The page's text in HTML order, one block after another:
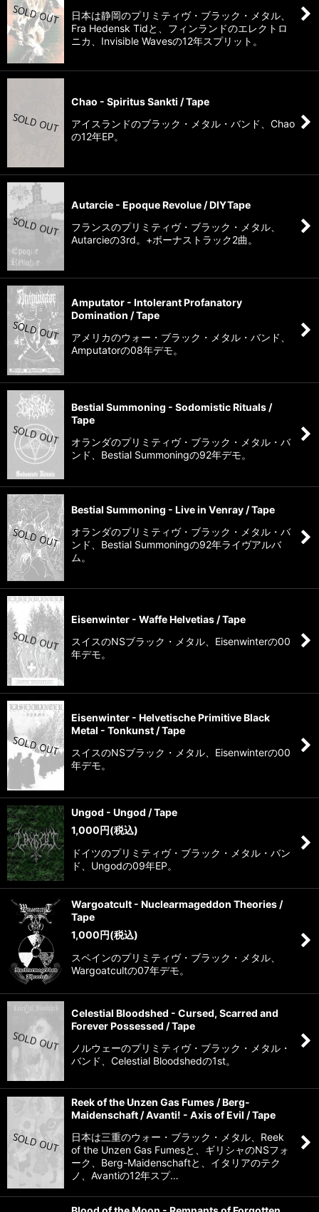
日本は静岡のプリミティヴ・ブラック・メタル、
Fra Hedensk Tidと、フィンランドのエレクトロ
ニカ、Invisible Wavesの12年スプリット。
Chao - Spiritus Sankti / Tape
アイスランドのブラック・メタル・バンド、Chao
の12年EP。
Autarcie - Epoque Revolue / DIYTape
フランスのプリミティヴ・ブラック・メタル、
Autarcieの3rd。+ボーナストラック2曲。
Amputator - Intolerant Profanatory
Domination / Tape
アメリカのウォー・ブラック・メタル・バンド、
Amputatorの08年デモ。
Bestial Summoning - Sodomistic Rituals /
Tape
オランダのプリミティヴ・ブラック・メタル・バ
ンド、Bestial Summoningの92年デモ。
Bestial Summoning - Live in Venray / Tape
オランダのプリミティヴ・ブラック・メタル・バ
ンド、Bestial Summoningの92年ライヴアルバ
ム。
Eisenwinter - Waffe Helvetias / Tape
スイスのNSブラック・メタル、Eisenwinterの00
年デモ。
Eisenwinter - Helvetische Primitive Black
Metal - Tonkunst / Tape
スイスのNSブラック・メタル、Eisenwinterの00
年デモ。
Ungod - Ungod / Tape
1,000円(税込)
ドイツのプリミティヴ・ブラック・メタル・バン
ド、Ungodの09年EP。
Wargoatcult - Nuclearmageddon Theories /
Tape
1,000円(税込)
スペインのプリミティヴ・ブラック・メタル、
Wargoatcultの07年デモ。
Celestial Bloodshed - Cursed, Scarred and
Forever Possessed / Tape
ノルウェーのプリミティヴ・ブラック・メタル・
バンド、Celestial Bloodshedの1st。
Reek of the Unzen Gas Fumes / Berg-
Maidenschaft / Avanti! - Axis of Evil / Tape
日本は三重のウォー・ブラック・メタル、Reek
of the Unzen Gas Fumesと、ギリシャのNSフォ
ーク、Berg-Maidenschaftと、イタリアのテク
ノ、Avantiの12年スプ…